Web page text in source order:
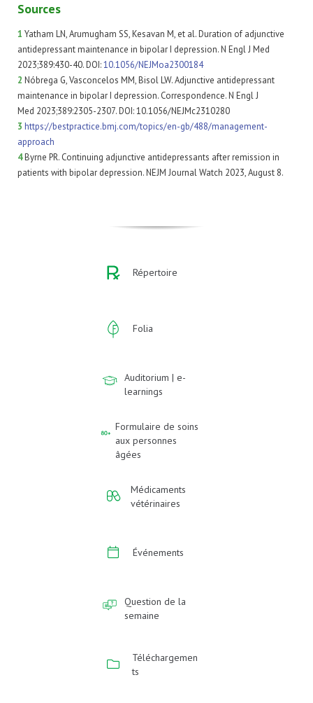
Sources
1 Yatham LN, Arumugham SS, Kesavan M, et al. Duration of adjunctive
antidepressant maintenance in bipolar I depression. N Engl J Med
2023;389:430-40. DOI:10.1056/NEJMoa2300184
2 Nóbrega G, Vasconcelos MM, Bisol LW. Adjunctive antidepressant
maintenance in bipolar I depression. Correspondence. N Engl J
Med 2023;389:2305-2307. DOI: 10.1056/NEJMc2310280
3 https://bestpractice.bmj.com/topics/en-gb/488/management-
approach
4Byrne PR. Continuing adjunctive antidepressants after remission in
patients with bipolar depression. NEJM Journal Watch 2023, August 8.
Répertoire
Folia
Auditorium | e-
learnings
Formulaire de soins
aux personnes
âgées
Médicaments
vétérinaires
Événements
Question de la
semaine
Téléchargemen
ts